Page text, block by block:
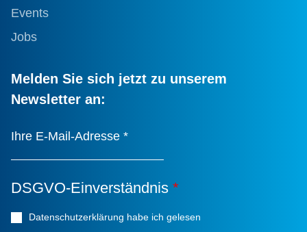
Events
Jobs
Melden Sie sich jetzt zu unserem
Newsletter an:
Ihre E-Mail-Adresse *
DSGVO-Einverständnis *
Datenschutzerklärung habe ich gelesen